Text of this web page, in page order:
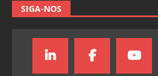
SIGA-NOS